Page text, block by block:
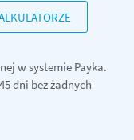
w systemie Payka.
dni bez żadnych